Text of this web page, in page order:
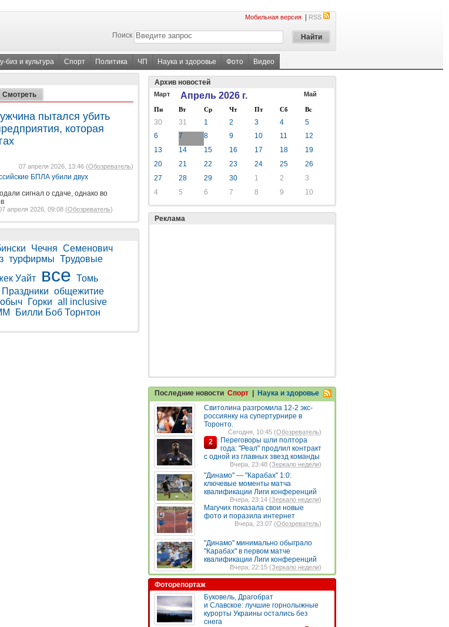
Мобильная версия RSS
Поиск
биз и культура Спорт Политика ЧП Наука и здоровье Фото Видео
пытался убить
которая
07 апреля 2026, 13:46 (Обозреватель)
БПЛА убили двух
сигнал о сдаче, однако во
апреля 2026, 09:08 (Обозреватель)
Чечня Семенович
турфирмы Трудовые
Уайт все Томь
Праздники общежитие
Горки all inclusive
Билли Боб Торнтон
Архив новостей
Март Апрель 2026 г. Май
Пн Вт Ср Чт Пт Сб Вс
30 31 1 2 3 4
5
6
7 8 9 10 11
12
13
14 15 16 17 18
19
20
21 22 23 24 25
26
27
28 29 30 1 2
3
4
5 6 7 8 9 10
Реклама
Последние новости Спорт
Наука и здоровье
Свитолина разгромила 12-2 экс-
россиянку на супертурнире в
Торонто.
Сегодня, 10:45 (Обозреватель)
2
Переговоры шли полтора
года: "Реал" продлил контракт
с одной из главных звезд команды
Вчера, 23:48 (Зеркало недели)
"Динамо" — "Карабах" 1:0:
ключевые моменты матча
квалификации Лиги конференций
Вчера, 23:14 (Зеркало недели)
Магучих показала свои новые
фото и поразила интернет
Вчера, 23:07 (Обозреватель)
"Динамо" минимально обыграло
"Карабах" в первом матче
квалификации Лиги конференций
Вчера, 22:15 (Зеркало недели)
Фоторепортаж
Буковель, Драгобрат
и Славское: лучшие горнолыжные
курорты Украины остались без
снега